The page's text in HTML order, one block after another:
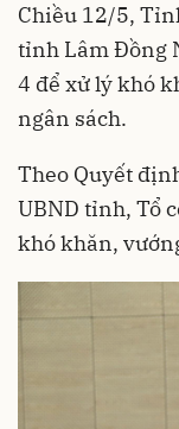
Chiều 12/5,
tỉnh Lâm Đồng
4 để xử lý khó
ngân sách.
Theo Quyết
UBND tỉnh, Tổ
khó khăn,